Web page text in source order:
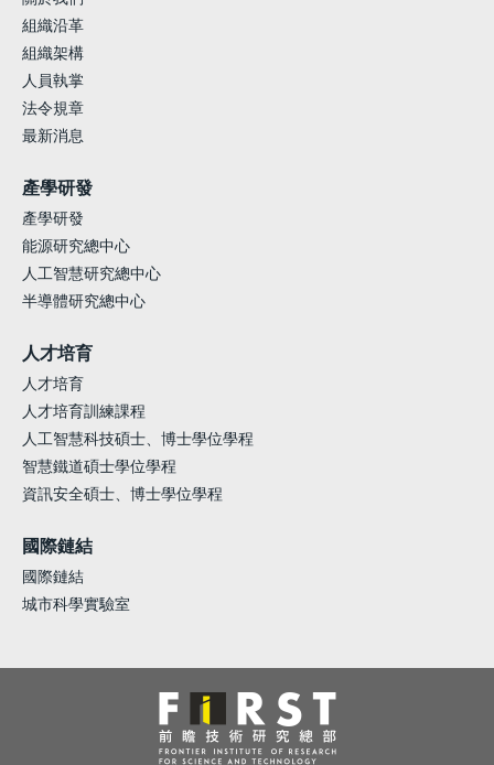
組織沿革
組織架構
人員執掌
法令規章
最新消息
產學研發
產學研發
能源研究總中心
人工智慧研究總中心
半導體研究總中心
人才培育
人才培育
人才培育訓練課程
人工智慧科技碩士、博士學位學程
智慧鐵道碩士學位學程
資訊安全碩士、博士學位學程
國際鏈結
國際鏈結
城市科學實驗室